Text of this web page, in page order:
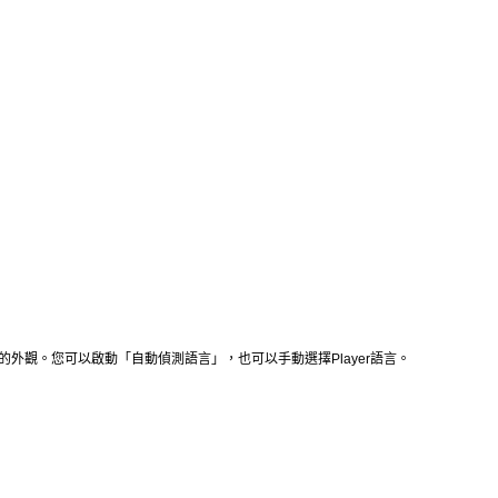
的外觀。您可以啟動「自動偵測語言」，也可以手動選擇Player語言。